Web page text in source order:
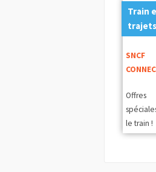
Train
trajets
SNCF
Offres
le train !